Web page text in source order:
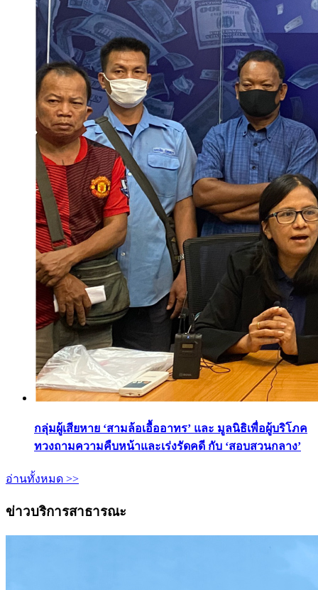
กลุ่มผู้เสียหาย ‘สามล้อเอื้ออาทร’ และ มูลนิธิเพื่อผู้บริโภค
ทวงถามความคืบหน้าและเร่งรัดคดี กับ ‘สอบสวนกลาง’
อ่านทั้งหมด >>
ข่าวบริการสาธารณะ